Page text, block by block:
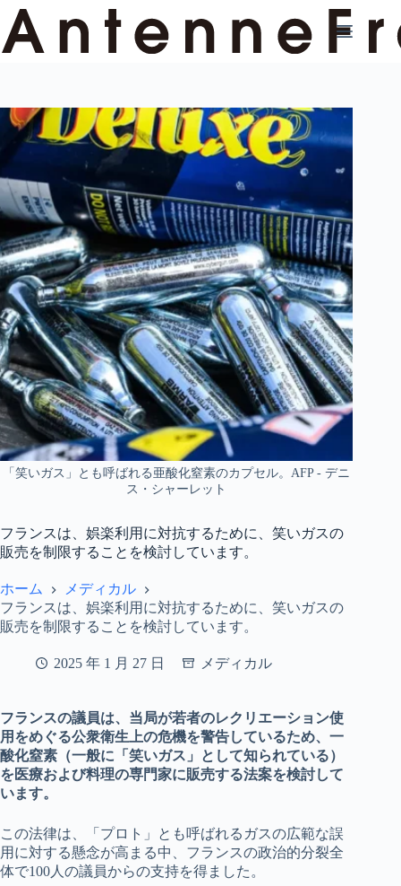
ン
テ
ス
プ
「笑いガス」とも呼ばれる亜酸化窒素のカプセル。AFP - デニ
ス・シャーレット
フランスは、娯楽利用に対抗するために、笑いガスの
販売を制限することを検討しています。
ホーム
メディカル
フランスは、娯楽利用に対抗するために、笑いガスの
販売を制限することを検討しています。
2025 年 1 月 27 日 メディカル
フランスの議員は、当局が若者のレクリエーション使
用をめぐる公衆衛生上の危機を警告しているため、一
酸化窒素（一般に「笑いガス」として知られている）
を医療および料理の専門家に販売する法案を検討して
います。
この法律は、「プロト」とも呼ばれるガスの広範な誤
用に対する懸念が高まる中、フランスの政治的分裂全
体で100人の議員からの支持を得ました。